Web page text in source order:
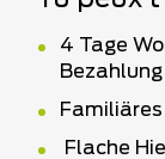
4 Tage
Flache